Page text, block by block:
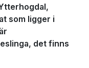
som ligger i
det finns